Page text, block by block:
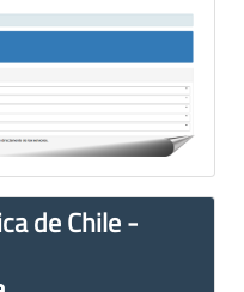
de Chile -